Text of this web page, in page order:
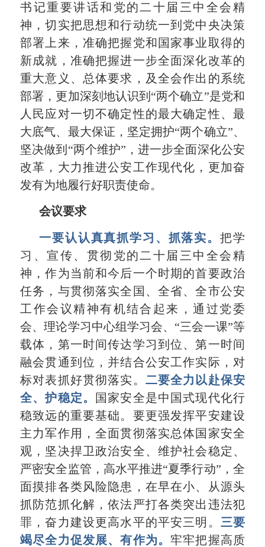
书记重要讲话和党的二十届三中全会精
神，切实把思想和行动统一到党中央决策
部署上来，准确把握党和国家事业取得的
新成就，准确把握进一步全面深化改革的
重大意义、总体要求，及全会作出的系统
部署，更加深刻地认识到 “两个确立”是党和
人民应对一切不确定性的最大确定性、最
大底气、最大保证，坚定拥护“两个确立”、
坚决做到 “两个维护” ，进一步全面深化公安
改革，大力推进公安工作现代化，更加奋
发有为地履行好职责使命。
会议要求
一要认认真真抓学习、抓落实。 把学
习、宣传、贯彻党的二十届三中全会精
神，作为当前和今后一个时期的首要政治
任务，与贯彻落实全国、全省、全市公安
工作会议精神有机结合起来，通过党委
会、理论学习中心组学习会、 “三会一课”等
载体，第一时间传达学习到位、第一时间
融会贯通到位，并结合公安工作实际，对
标对表抓好贯彻落实。 二要全力以赴保安
全、护稳定。
国家安全是中国式现代化行
稳致远的重要基础。要更强发挥平安建设
主力军作用，全面贯彻落实总体国家安全
观，坚决捍卫政治安全、维护社会稳定、
严密安全监管，高水平推进“夏季行动” ，全
面摸排各类风险隐患，在早在小、从源头
抓防范抓化解，依法严打各类突出违法犯
罪，奋力建设更高水平的平安三明。 三要
竭尽全力促发展、有作为。牢牢把握高质